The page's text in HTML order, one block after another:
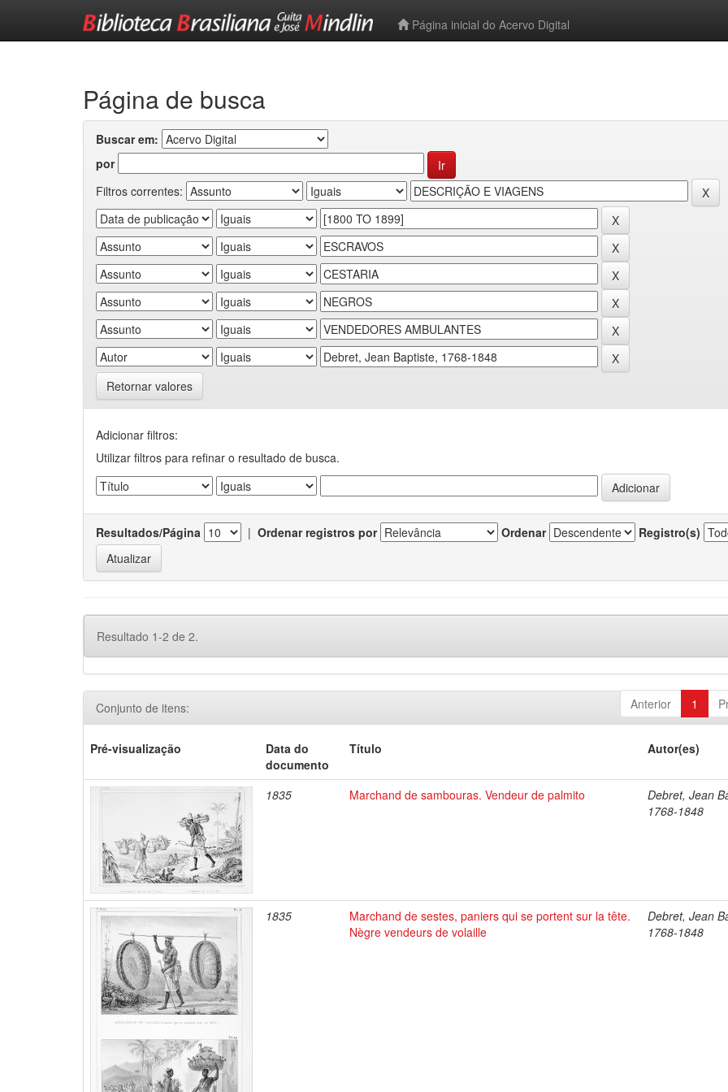
Página inicial do Acervo Digital
Página de busca
Buscar em:
por
Filtros correntes:
Retornar valores
Adicionar filtros:
Utilizar filtros para refinar o resultado de busca.
Resultados/Página | Ordenar registros por Ordenar Registro(s)
Resultado 1-2 de 2.
Anterior 1
Conjunto de itens:
Pré-visualização
Data do
documento
Título Autor(es)
1835 Marchand de sambouras. Vendeur de palmito
Debret, Jean
1768-1848
1835
Marchand de sestes, paniers qui se portent sur la tête.
Nègre vendeurs de volaille
Debret, Jean
1768-1848